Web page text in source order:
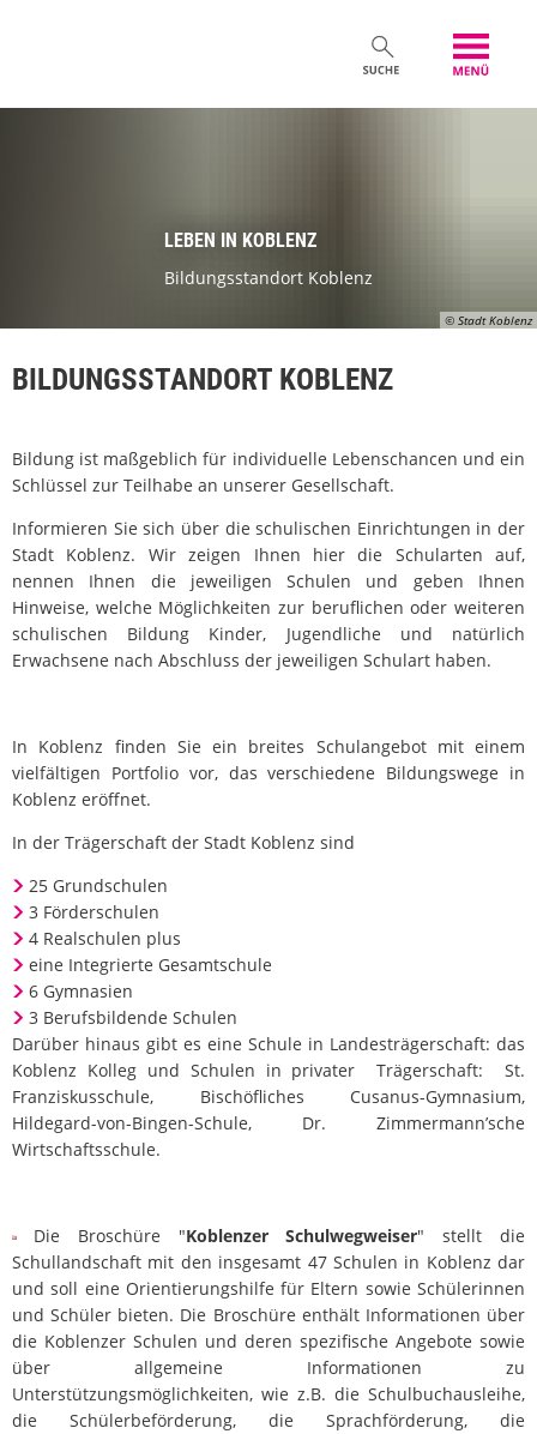
© Stadt Koblenz
LEBEN IN KOBLENZ
Bildungsstandort Koblenz
BILDUNGSSTANDORT KOBLENZ
Bildung ist maßgeblich für individuelle Lebenschancen und ein
Schlüssel zur Teilhabe an unserer Gesellschaft.
Informieren Sie sich über die schulischen Einrichtungen in der
Stadt Koblenz. Wir zeigen Ihnen hier die Schularten auf,
nennen Ihnen die jeweiligen Schulen und geben Ihnen
Hinweise, welche Möglichkeiten zur beruflichen oder weiteren
schulischen Bildung Kinder, Jugendliche und natürlich
Erwachsene nach Abschluss der jeweiligen Schulart haben.
In Koblenz finden Sie ein breites Schulangebot mit einem
vielfältigen Portfolio vor, das verschiedene Bildungswege in
Koblenz eröffnet.
In der Trägerschaft der Stadt Koblenz sind
25 Grundschulen
3 Förderschulen
4 Realschulen plus
eine Integrierte Gesamtschule
6 Gymnasien
3 Berufsbildende Schulen
Darüber hinaus gibt es eine Schule in Landesträgerschaft: das
Koblenz Kolleg und Schulen in privater Trägerschaft: St.
Franziskusschule, Bischöfliches Cusanus-Gymnasium,
Hildegard-von-Bingen-Schule, Dr. Zimmermann’sche
Wirtschaftsschule.
Die Broschüre "Koblenzer Schulwegweiser" stellt die
Schullandschaft mit den insgesamt 47 Schulen in Koblenz dar
und soll eine Orientierungshilfe für Eltern sowie Schülerinnen
und Schüler bieten. Die Broschüre enthält Informationen über
die Koblenzer Schulen und deren spezifische Angebote sowie
über allgemeine Informationen zu
Unterstützungsmöglichkeiten, wie z.B. die Schulbuchausleihe,
die Schülerbeförderung, die Sprachförderung, die